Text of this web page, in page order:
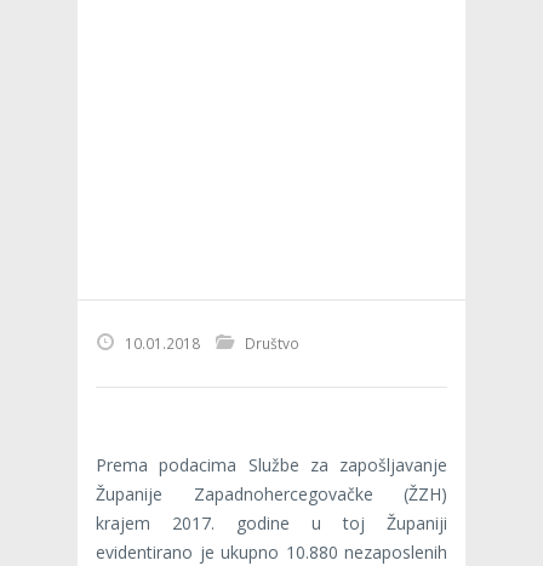
10.01.2018 Društvo
Prema podacima Službe za zapošljavanje
Županije Zapadnohercegovačke (ŽZH)
krajem 2017. godine u toj Županiji
evidentirano je ukupno 10.880 nezaposlenih